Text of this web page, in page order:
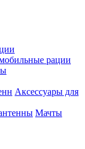
рации
Аксессуары для
Мачты